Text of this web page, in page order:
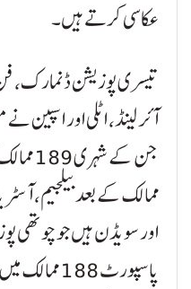
عکاسی کرتے ہیں۔
تیسری پوزیشن ڈنمارک،
آئرلینڈ، اٹلی اور اسپین
جن کے
ممالک کے بعد بیلجیم،
اور سویڈن ہیں جو چوتھی
پاسپورٹ